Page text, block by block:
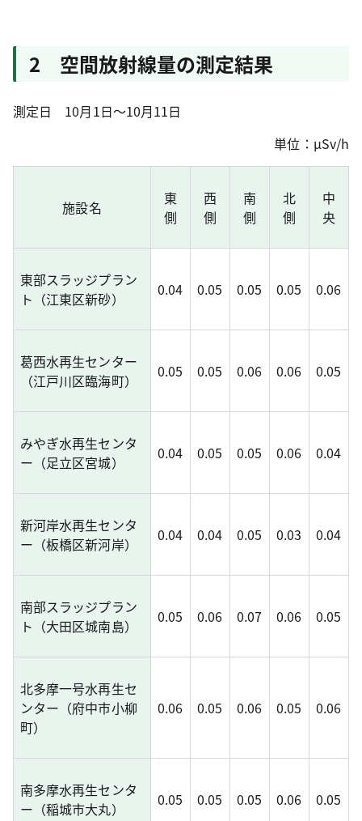
2 空間放射線量の測定結果
測定日 10月1日～10月11日
単位：μSv/h
施設名
東
側
西
側
南
側
北
側
中
央
東部スラッジプラン
ト（江東区新砂）
0.04 0.05 0.05 0.05 0.06
葛西水再生センター
（江戸川区臨海町）
0.05 0.05 0.06 0.06 0.05
みやぎ水再生センタ
ー（足立区宮城）
0.04 0.05 0.05 0.06 0.04
新河岸水再生センタ
ー（板橋区新河岸）
0.04 0.04 0.05 0.03 0.04
南部スラッジプラン
ト（大田区城南島）
0.05 0.06 0.07 0.06 0.05
北多摩一号水再生セ
ンター（府中市小柳
町）
0.06 0.05 0.06 0.05 0.06
南多摩水再生センタ
ー（稲城市大丸）
0.05 0.05 0.05 0.06 0.05